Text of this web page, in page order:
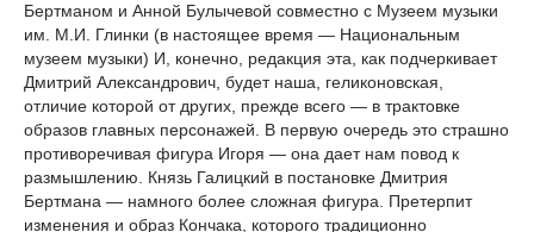
Бертманом и Анной Булычевой совместно с Музеем музыки
им. М.И. Глинки (в настоящее время — Национальным
музеем музыки) И, конечно, редакция эта, как подчеркивает
Дмитрий Александрович, будет наша, геликоновская,
отличие которой от других, прежде всего — в трактовке
образов главных персонажей. В первую очередь это страшно
противоречивая фигура Игоря — она дает нам повод к
размышлению. Князь Галицкий в постановке Дмитрия
Бертмана — намного более сложная фигура. Претерпит
изменения и образ Кончака, которого традиционно